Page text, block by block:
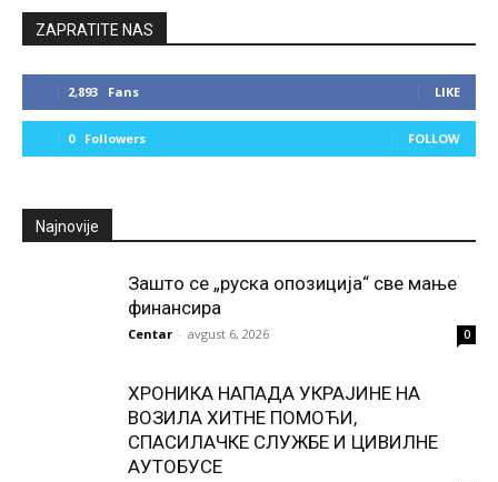
ZAPRATITE NAS
2,893 Fans LIKE
0 Followers FOLLOW
Najnovije
Зашто се „руска опозиција“ све мање
финансира
Centar - avgust 6, 2026 0
ХРОНИКА НАПАДА УКРАЈИНЕ НА
ВОЗИЛА ХИТНЕ ПОМОЋИ,
СПАСИЛАЧКЕ СЛУЖБЕ И ЦИВИЛНЕ
АУТОБУСЕ